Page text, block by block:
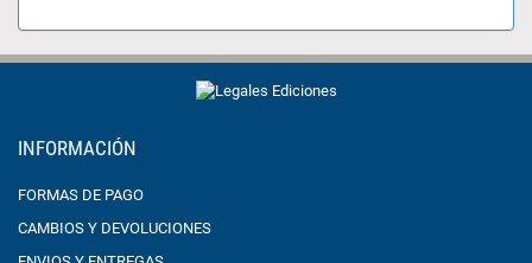
INFORMACIÓN
FORMAS DE PAGO
CAMBIOS Y DEVOLUCIONES